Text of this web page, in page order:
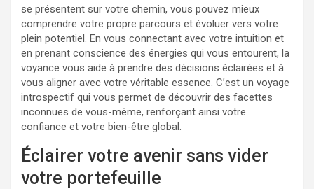
se présentent sur votre chemin, vous pouvez mieux
comprendre votre propre parcours et évoluer vers votre
plein potentiel. En vous connectant avec votre intuition et
en prenant conscience des énergies qui vous entourent, la
voyance vous aide à prendre des décisions éclairées et à
vous aligner avec votre véritable essence. C’est un voyage
introspectif qui vous permet de découvrir des facettes
inconnues de vous-même, renforçant ainsi votre
confiance et votre bien-être global.
Éclairer votre avenir sans vider
votre portefeuille